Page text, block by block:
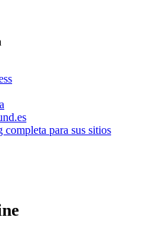
para sus sitios